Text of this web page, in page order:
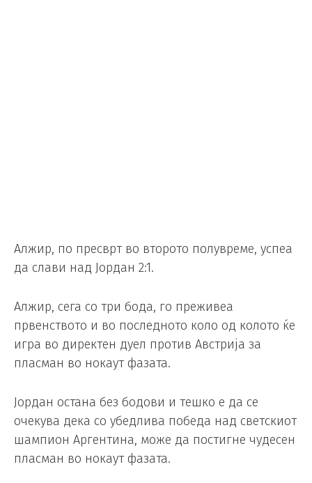
Алжир, по пресврт во второто полувреме, успеа
да слави над Јордан 2:1.
Алжир, сега со три бода, го преживеа
првенството и во последното коло од колото ќе
игра во директен дуел против Австрија за
пласман во нокаут фазата.
Јордан остана без бодови и тешко е да се
очекува дека со убедлива победа над светскиот
шампион Аргентина, може да постигне чудесен
пласман во нокаут фазата.